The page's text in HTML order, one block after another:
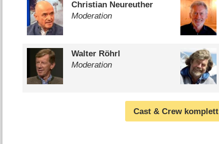
Christian Neureuther
Moderation
Walter Röhrl
Moderation
Cast & Crew komplett